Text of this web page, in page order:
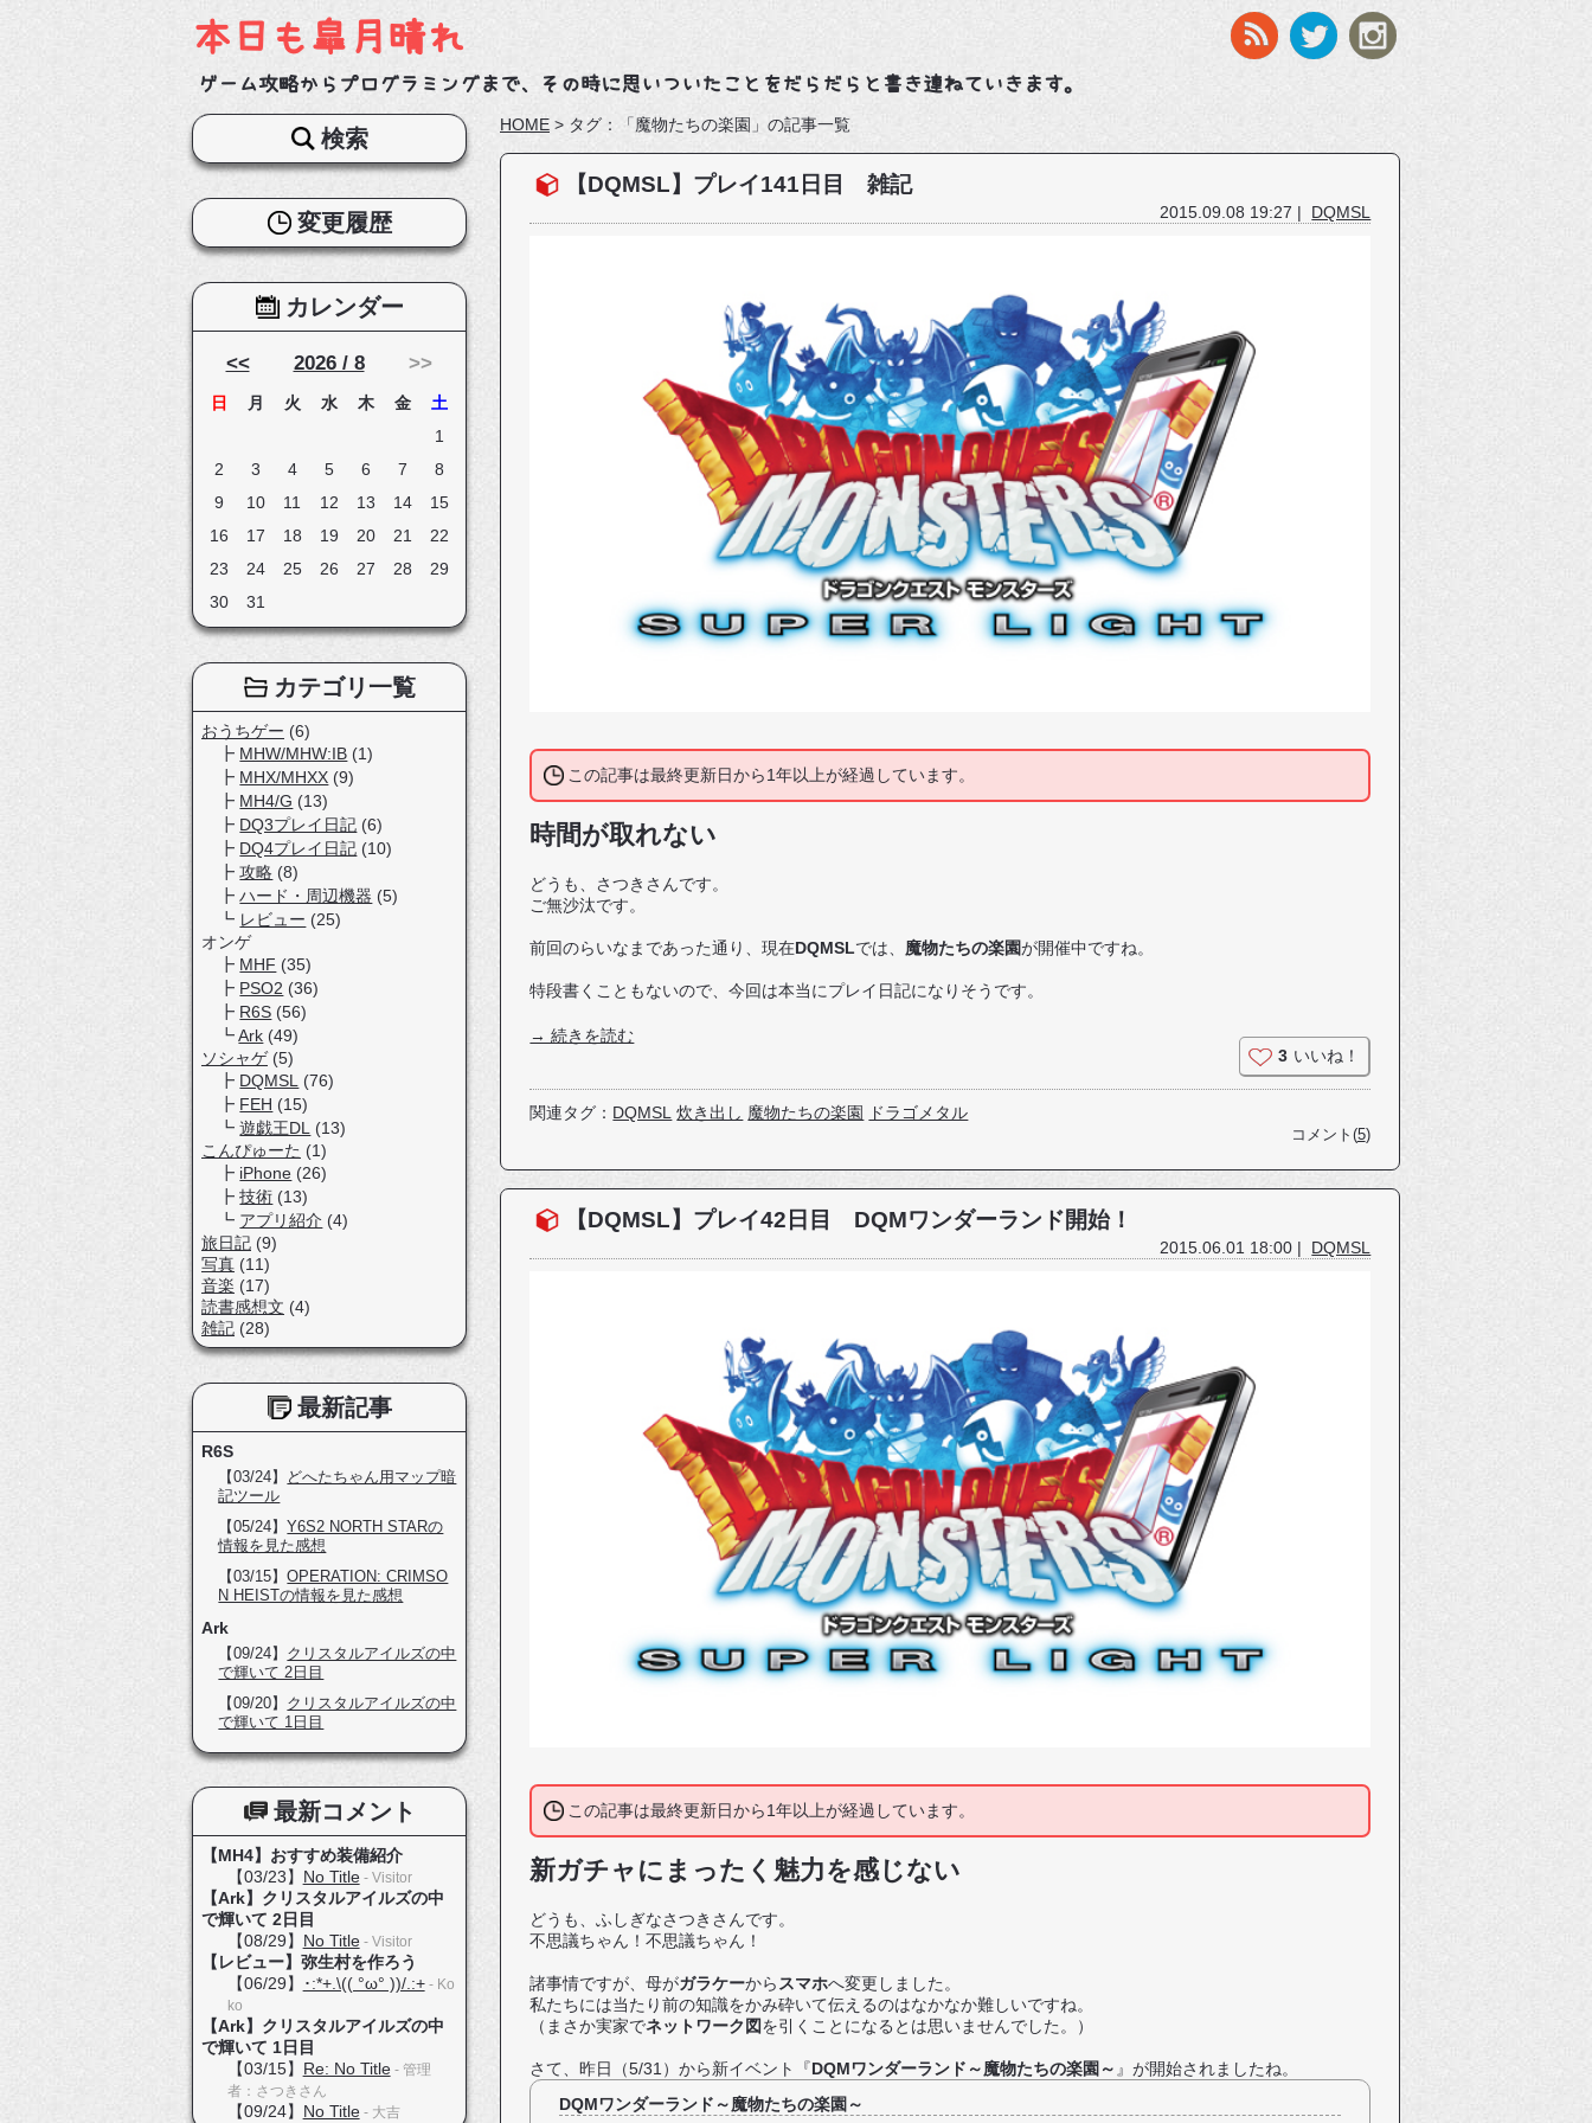
本日も皐月晴れ
ゲーム攻略からプログラミングまで、その時に思いついたことをだらだらと書き連ねていきます。
HOME > タグ：「魔物たちの楽園」の記事一覧
【DQMSL】プレイ141日目 雑記
2015.09.08 19:27 | DQMSL
この記事は最終更新日から1年以上が経過しています。
時間が取れない
どうも、さつきさんです。
ご無沙汰です。
前回のらいなまであった通り、現在DQMSLでは、 魔物たちの楽園が開催中ですね。
特段書くこともないので、今回は本当にプレイ日記になりそうです。
→ 続きを読む
3 いいね！
関連タグ： DQMSL 炊き出し 魔物たちの楽園 ドラゴメタル
コメント(5)
【DQMSL】プレイ42日目 DQMワンダーランド開始！
2015.06.01 18:00 | DQMSL
この記事は最終更新日から1年以上が経過しています。
新ガチャにまったく魅力を感じない
どうも、ふしぎなさつきさんです。
不思議ちゃん！不思議ちゃん！
諸事情ですが、母がガラケーから スマホへ変更しました。
私たちには当たり前の知識をかみ砕いて伝えるのはなかなか難しいですね。
（まさか実家でネットワーク図を引くことになるとは思いませんでした。）
さて、昨日（5/31）から新イベント『DQMワンダーランド～魔物たちの楽園～ 』が開始されましたね。
DQMワンダーランド～魔物たちの楽園～
検索
変更履歴
カレンダー
<< 2026 / 8 >>
日 月 火 水 木 金
土
1
2
3 4 5 6 7
8
9
10 11 12 13 14
15
16
17 18 19 20 21
22
23
24 25 26 27 28
29
30
31
カテゴリ一覧
おうちゲー (6)
MHW/MHW:IB (1)
MHX/MHXX (9)
MH4/G (13)
DQ3プレイ日記 (6)
DQ4プレイ日記 (10)
攻略 (8)
ハード・周辺機器 (5)
レビュー (25)
オンゲ
MHF (35)
PSO2 (36)
R6S (56)
Ark (49)
ソシャゲ(5)
DQMSL
(76)
FEH (15)
遊戯王DL
(13)
こんぴゅーた (1)
iPhone (26)
技術 (13)
アプリ紹介 (4)
旅日記 (9)
写真 (11)
音楽 (17)
読書感想文 (4)
雑記 (28)
最新記事
R6S
【03/24】
どへたちゃん用マップ暗
記ツール
【05/24】Y6S2 NORTH STARの
情報を見た感想
【03/15】OPERATION: CRIMSO
N HEISTの情報を見た感想
Ark
【09/24】 クリスタルアイルズの中
で輝いて 2日目
【09/20】 クリスタルアイルズの中
で輝いて 1日目
最新コメント
【MH4】おすすめ装備紹介
【03/23】 No Title- Visitor
【Ark】クリスタルアイルズの中
で輝いて 2日目
【08/29】 No Title- Visitor
【レビュー】弥生村を作ろう
【06/29】
･:*+.\(( °ω° ))/.:+- Ko
ko
【Ark】クリスタルアイルズの中
で輝いて 1日目
【03/15】 Re: No Title- 管理
者：さつきさん
【09/24】 No Title- 大吉